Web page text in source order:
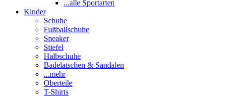
...alle Sportarten
Kinder
Schuhe
Fußballschuhe
Sneaker
Stiefel
Halbschuhe
Badelatschen & Sandalen
...mehr
Oberteile
T-Shirts